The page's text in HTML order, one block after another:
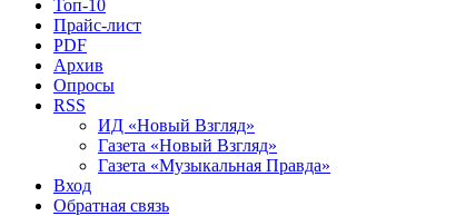
Топ-10
Прайс-лист
PDF
Архив
Опросы
RSS
ИД «Новый Взгляд»
Газета «Новый Взгляд»
Газета «Музыкальная Правда»
Вход
Обратная связь